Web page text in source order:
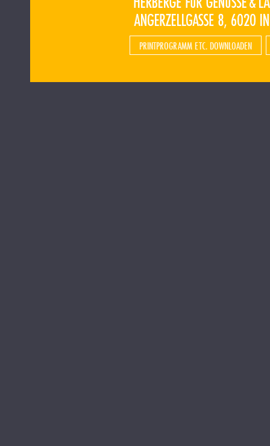
PRINTPROGRAMM ETC. DOWNLOADEN